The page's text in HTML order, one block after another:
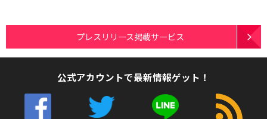
プレスリリース掲載サービス
公式アカウントで最新情報ゲット！